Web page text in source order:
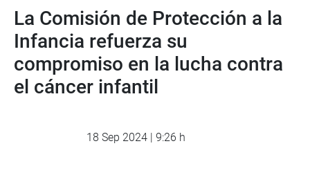
La Comisión de Protección a la
Infancia refuerza su
compromiso en la lucha contra
el cáncer infantil
18 Sep 2024 | 9:26 h